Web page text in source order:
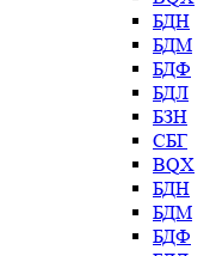
БДН
БДМ
БДФ
БДЛ
БЗН
СБГ
BQX
БДН
БДМ
БДФ